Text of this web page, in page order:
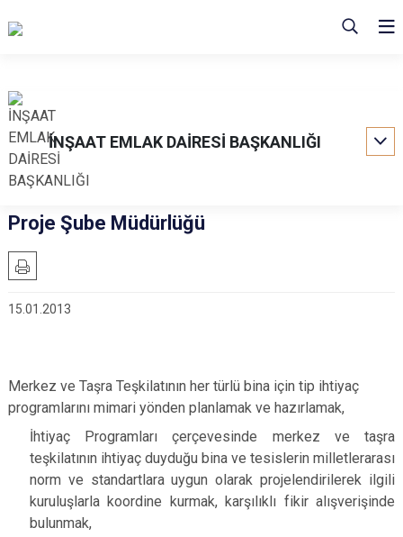
İNŞAAT EMLAK DAİRESİ BAŞKANLIĞI
Proje Şube Müdürlüğü
15.01.2013
Merkez ve Taşra Teşkilatının her türlü bina için tip ihtiyaç
programlarını mimari yönden planlamak ve hazırlamak,
İhtiyaç Programları çerçevesinde merkez ve taşra
teşkilatının ihtiyaç duyduğu bina ve tesislerin milletlerarası
norm ve standartlara uygun olarak projelendirilerek ilgili
kuruluşlarla koordine kurmak, karşılıklı fikir alışverişinde
bulunmak,